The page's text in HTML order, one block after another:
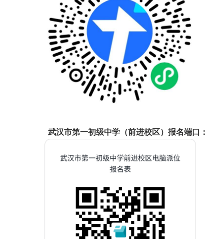
武汉市第一初级中学（前进校区）报名端口：